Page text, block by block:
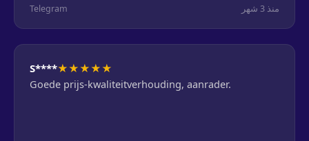
Telegram منذ 3 شهر
S****★★★★★
Goede prijs-kwaliteitverhouding, aanrader.